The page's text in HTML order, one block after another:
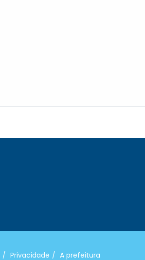
Privacidade A prefeitura